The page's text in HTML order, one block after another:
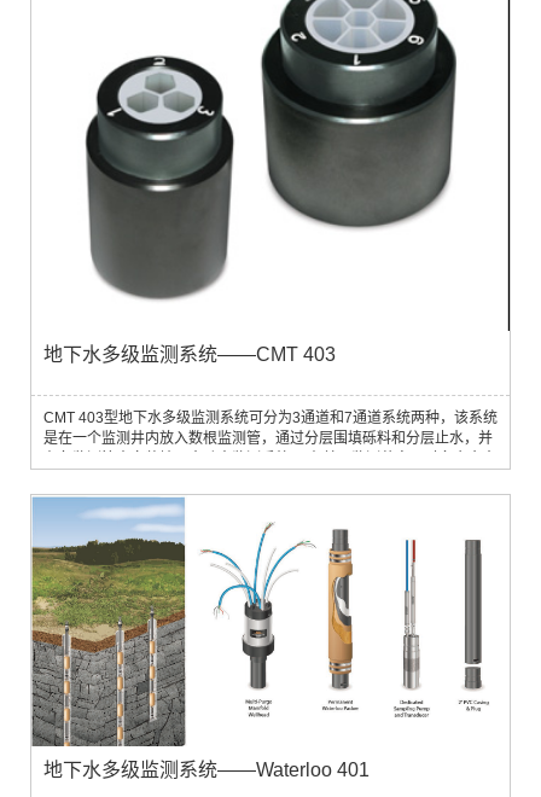
地下水多级监测系统——CMT 403
CMT 403型地下水多级监测系统可分为3通道和7通道系统两种，该系统
是在一个监测井内放入数根监测管，通过分层围填砾料和分层止水，并
地下水多级监测系统——Waterloo 401